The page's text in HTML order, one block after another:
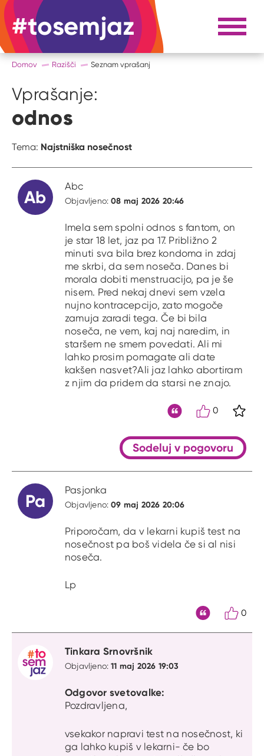
#tosemjaz #to sem jaz Razpri
Domov Razišči Seznam vprašanj
Vprašanje:
odnos
Tema: Najstniška nosečnost
Ab
Abc
Objavljeno:08 maj 2026 20:46
Imela sem spolni odnos s fantom, on
je star 18 let, jaz pa 17. Približno 2
minuti sva bila brez kondoma in zdaj
me skrbi, da sem noseča. Danes bi
morala dobiti menstruacijo, pa je še
nisem. Pred nekaj dnevi sem vzela
nujno kontracepcijo, zato mogoče
zamuja zaradi tega. Če bi bila
noseča, ne vem, kaj naj naredim, in
staršem ne smem povedati. Ali mi
lahko prosim pomagate ali date
kakšen nasvet?Ali jaz lahko abortiram
z njim da pridem da starsi ne znajo.
0
Sodeluj v pogovoru
Pa
Pasjonka
Objavljeno:09 maj 2026 20:06
Priporočam, da v lekarni kupiš test na
nosečnost pa boš videla če si al nisi
noseča.
Lp
0
Tinkara Srnovršnik
Objavljeno:11 maj 2026 19:03
Odgovor svetovalke:
Pozdravljena,
vsekakor napravi test na nosečnost, ki
ga lahko kupiš v lekarni- če bo